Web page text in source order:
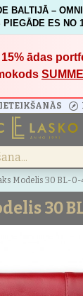
BALTIJĀ –
PIEGĀDE ES NO
ādas
Modelis 30 BL-0-
30